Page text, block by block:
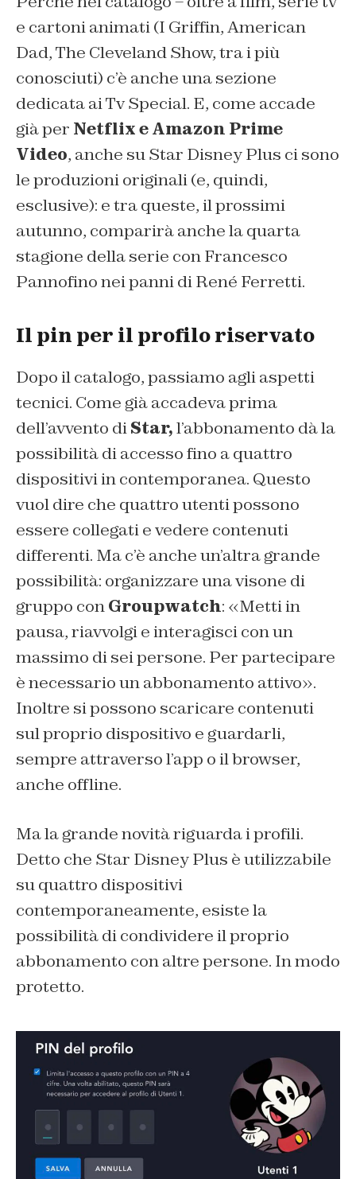
e cartoni animati (I Griffin, American
Dad, The Cleveland Show, tra i più
conosciuti) c’è anche una sezione
dedicata ai Tv Special. E, come accade
già per Netflix e Amazon Prime
Video, anche su Star Disney Plus ci sono
le produzioni originali (e, quindi,
esclusive): e tra queste, il prossimi
autunno, comparirà anche la quarta
stagione della serie con Francesco
Pannofino nei panni di René Ferretti.
Il pin per il profilo riservato
Dopo il catalogo, passiamo agli aspetti
tecnici. Come già accadeva prima
dell’avvento diStar,l’abbonamento dà la
possibilità di accesso fino a quattro
dispositivi in contemporanea. Questo
vuol dire che quattro utenti possono
essere collegati e vedere contenuti
differenti. Ma c’è anche un’altra grande
possibilità: organizzare una visone di
gruppo conGroupwatch: «Metti in
pausa, riavvolgi e interagisci con un
massimo di sei persone. Per partecipare
è necessario un abbonamento attivo».
Inoltre si possono scaricare contenuti
sul proprio dispositivo e guardarli,
sempre attraverso l’app o il browser,
anche offline.
Ma la grande novità riguarda i profili.
Detto che Star Disney Plus è utilizzabile
su quattro dispositivi
contemporaneamente, esiste la
possibilità di condividere il proprio
abbonamento con altre persone. In modo
protetto.